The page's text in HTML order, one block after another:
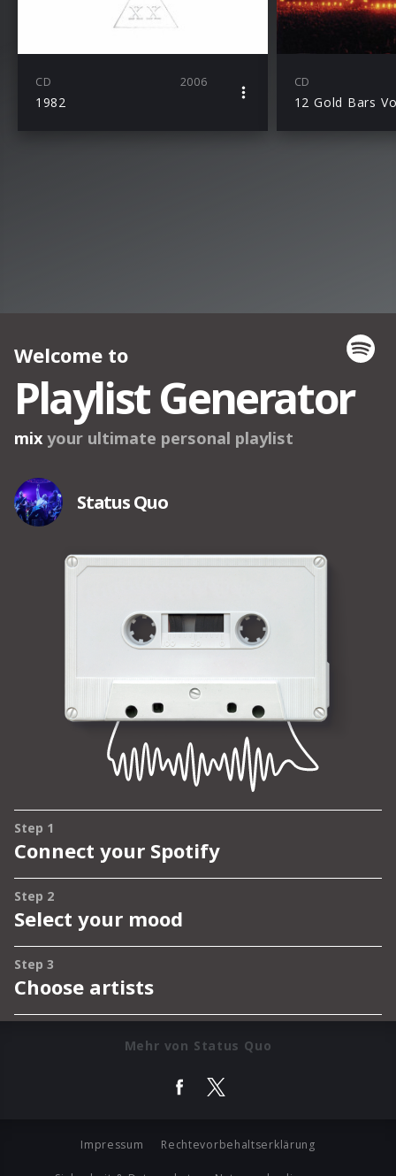
CD 2006
1982
CD
12 Gold Bars
Mehr von Status Quo
Impressum Rechtevorbehaltserklärung